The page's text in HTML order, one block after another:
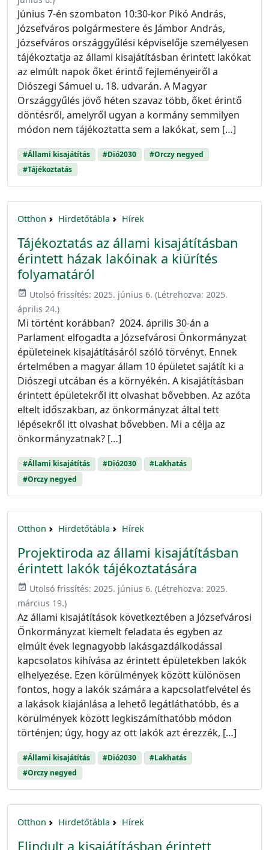
Június 7-én szombaton 10:30-kor Pikó András,
Józsefváros polgármestere és Jámbor András,
Józsefváros országgyűlési képviselője személyesen
tájékoztatja az állami kisajátításban érintett lakókat
az elmúlt napok őket érintő fejleményeiről a
Diószegi Sámuel u. 18. udvarán. A Magyar
Országgyűlés jövő héten szavaz több, őket érintő
döntésről, amelyről ugyan a kormány semmilyen
módon nem tájékoztatta sem a lakókat, sem […]
#Állami kisajátítás #Dió2030
#Orczy negyed
#Tájékoztatás
Otthon Hirdetőtábla Hírek
Tájékoztatás az állami kisajátításban
érintett házak lakóinak a kiürítés
folyamatáról
event_available Utolsó frissítés: 2025. június 6. (Létrehozva: 2025.
április 24.)
Mi történt korábban? 2024. április 30-án a
Parlament elfogadta a Józsefvárosi Önkormányzat
épületeinek kisajátításáról szóló törvényt. Ennek
értelmében a magyar állam 10 épületet sajátít ki a
Diószegi utcában és a környékén. A kisajátításban
érintett épületekről itt olvashat bővebben. Az azóta
eltelt időszakban, az önkormányzat által tett
lépésekről itt olvashat bővebben. Mi a célja az
önkormányzatnak? […]
#Állami kisajátítás #Dió2030
#Lakhatás
#Orczy negyed
Otthon Hirdetőtábla Hírek
Projektiroda az állami kisajátításban
érintett lakók tájékoztatására
event_available Utolsó frissítés: 2025. június 6. (Létrehozva: 2025.
március 19.)
Az állami kisajátítások következtében a Józsefvárosi
Önkormányzat kiemelt feladata és egyben az
elmúlt évek legnagyobb lakásgazdálkodással
kapcsolatos kihívása az érintett épületekben lakók
elhelyezése. Ezen körülmények között különösen
fontos, hogy a lakók számára a kapcsolatfelvétel és
a lakások kiajánlása a lehető legátláthatóbb, és a
körülmények között legkiszámíthatóbb módon
történjen; úgy, hogy az ott lakók azt érezzék, […]
#Állami kisajátítás #Dió2030
#Lakhatás
#Orczy negyed
Otthon Hirdetőtábla Hírek
Elindult a kisajátításban érintett